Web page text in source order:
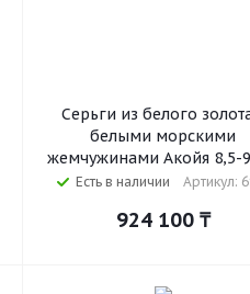
Серьги из белого
белыми морскими
жемчужинами Акойя 8,5-
Есть в наличии Артикул:
924 100₸